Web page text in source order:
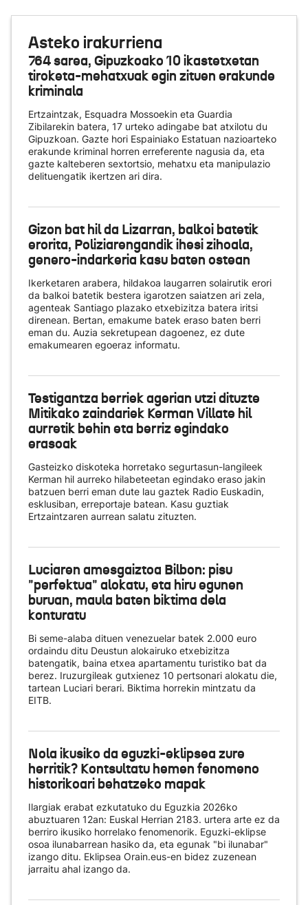
Asteko irakurriena
764 sarea, Gipuzkoako 10 ikastetxetan
tiroketa-mehatxuak egin zituen erakunde
kriminala
Ertzaintzak, Esquadra Mossoekin eta Guardia
Zibilarekin batera, 17 urteko adingabe bat atxilotu du
Gipuzkoan. Gazte hori Espainiako Estatuan nazioarteko
erakunde kriminal horren erreferente nagusia da, eta
gazte kalteberen sextortsio, mehatxu eta manipulazio
delituengatik ikertzen ari dira.
Gizon bat hil da Lizarran, balkoi batetik
erorita, Poliziarengandik ihesi zihoala,
genero-indarkeria kasu baten ostean
Ikerketaren arabera, hildakoa laugarren solairutik erori
da balkoi batetik bestera igarotzen saiatzen ari zela,
agenteak Santiago plazako etxebizitza batera iritsi
direnean. Bertan, emakume batek eraso baten berri
eman du. Auzia sekretupean dagoenez, ez dute
emakumearen egoeraz informatu.
Testigantza berriek agerian utzi dituzte
Mitikako zaindariek Kerman Villate hil
aurretik behin eta berriz egindako
erasoak
Gasteizko diskoteka horretako segurtasun-langileek
Kerman hil aurreko hilabeteetan egindako eraso jakin
batzuen berri eman dute lau gaztek Radio Euskadin,
esklusiban, erreportaje batean. Kasu guztiak
Ertzaintzaren aurrean salatu zituzten.
Luciaren amesgaiztoa Bilbon: pisu
"perfektua" alokatu, eta hiru egunen
buruan, maula baten biktima dela
konturatu
Bi seme-alaba dituen venezuelar batek 2.000 euro
ordaindu ditu Deustun alokairuko etxebizitza
batengatik, baina etxea apartamentu turistiko bat da
berez. Iruzurgileak gutxienez 10 pertsonari alokatu die,
tartean Luciari berari. Biktima horrekin mintzatu da
EITB.
Nola ikusiko da eguzki-eklipsea zure
herritik? Kontsultatu hemen fenomeno
historikoari behatzeko mapak
Ilargiak erabat ezkutatuko du Eguzkia 2026ko
abuztuaren 12an: Euskal Herrian 2183. urtera arte ez da
berriro ikusiko horrelako fenomenorik. Eguzki-eklipse
osoa ilunabarrean hasiko da, eta egunak "bi ilunabar"
izango ditu. Eklipsea Orain.eus-en bidez zuzenean
jarraitu ahal izango da.